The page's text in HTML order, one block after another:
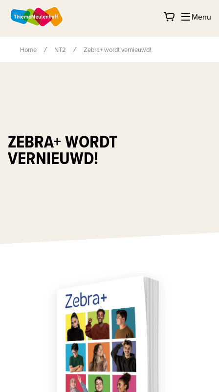
Menu
Home NT2 Zebra+ wordt vernieuwd!
ZEBRA+ WORDT
VERNIEUWD!